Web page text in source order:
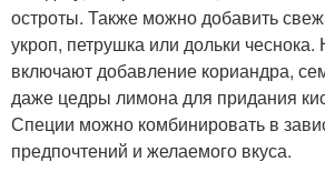
остроты. Также можно добавить
укроп, петрушка или дольки
включают добавление кориандра,
даже цедры лимона для придания
Специи можно комбинировать в
предпочтений и желаемого вкуса.